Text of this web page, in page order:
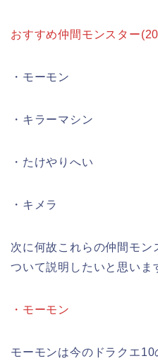
おすすめ仲間モンスター
・モーモン
・キラーマシン
・たけやりへい
・キメラ
次に何故これらの仲間モン
ついて説明したいと思いま
・モーモン
モーモンは今のドラクエ